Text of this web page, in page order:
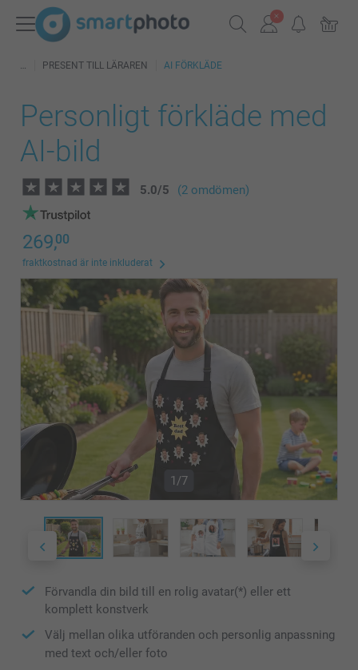
PRESENT TILL LÄRAREN AI FÖRKLÄDE
Personligt förkläde med
AI-bild
5.0/5 (2 omdömen)
269,00
fraktkostnad är inte inkluderat
1/7
Förvandla din bild till en rolig avatar(*) eller ett
komplett konstverk
Välj mellan olika utföranden och personlig anpassning
med text och/eller foto